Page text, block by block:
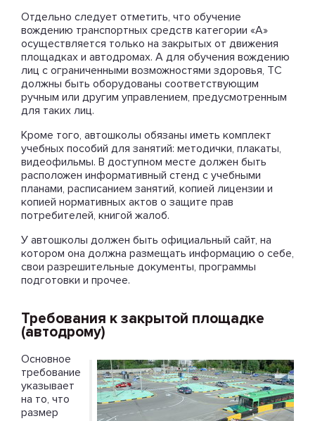
Отдельно следует отметить, что обучение
вождению транспортных средств категории «А»
осуществляется только на закрытых от движения
площадках и автодромах. А для обучения вождению
лиц с ограниченными возможностями здоровья, ТС
должны быть оборудованы соответствующим
ручным или другим управлением, предусмотренным
для таких лиц.
Кроме того, автошколы обязаны иметь комплект
учебных пособий для занятий: методички, плакаты,
видеофильмы. В доступном месте должен быть
расположен информативный стенд с учебными
планами, расписанием занятий, копией лицензии и
копией нормативных актов о защите прав
потребителей, книгой жалоб.
У автошколы должен быть официальный сайт, на
котором она должна размещать информацию о себе,
свои разрешительные документы, программы
подготовки и прочее.
Требования к закрытой площадке
(автодрому)
Основное
требование
указывает
на то, что
размер